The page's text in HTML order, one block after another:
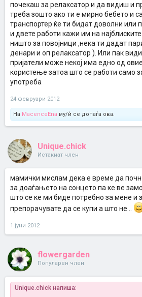
почекаш за релаксатор и да видиш и
треба зошто ако ти е мирно бебето и
транспортер ќе ти бидат доволни или
и двете работи кажи им на
ништо за повојници ,нека ти дадат
денари и оп релаксатор ). Или пак
пријатели може некој има едно од
користење затоа што се работи само
употреба
24 февруари 2012
На MacenceEna му/ѝ се допаѓа ова.
Unique.chick
Истакнат член
мамички мислам дека е време да
за доаѓањето на сонцето па ке ве
што се ке ми биде потребно за мене и
препорачувате да се купи а што не ..
1 јуни 2012
flowergarden
Популарен член
Unique.chick напиша: